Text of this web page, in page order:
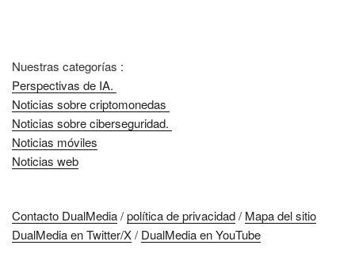
Nuestras categorías :
Perspectivas de IA.
Noticias sobre criptomonedas
Noticias sobre ciberseguridad.
Noticias móviles
Noticias web
Contacto DualMedia/política de privacidad/ Mapa del sitio
DualMedia en Twitter/X/ DualMedia en YouTube